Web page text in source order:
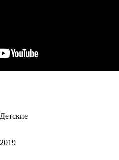
Детские
2019